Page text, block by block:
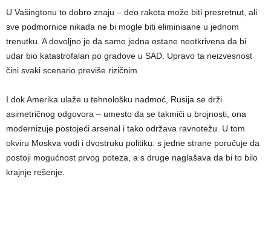
U Vašingtonu to dobro znaju – deo raketa može biti presretnut, ali
sve podmornice nikada ne bi mogle biti eliminisane u jednom
trenutku. A dovoljno je da samo jedna ostane neotkrivena da bi
udar bio katastrofalan po gradove u SAD. Upravo ta neizvesnost
čini svaki scenario previše rizičnim.
I dok Amerika ulaže u tehnološku nadmoć, Rusija se drži
asimetričnog odgovora – umesto da se takmiči u brojnosti, ona
modernizuje postojeći arsenal i tako održava ravnotežu. U tom
okviru Moskva vodi i dvostruku politiku: s jedne strane poručuje da
postoji mogućnost prvog poteza, a s druge naglašava da bi to bilo
krajnje rešenje.